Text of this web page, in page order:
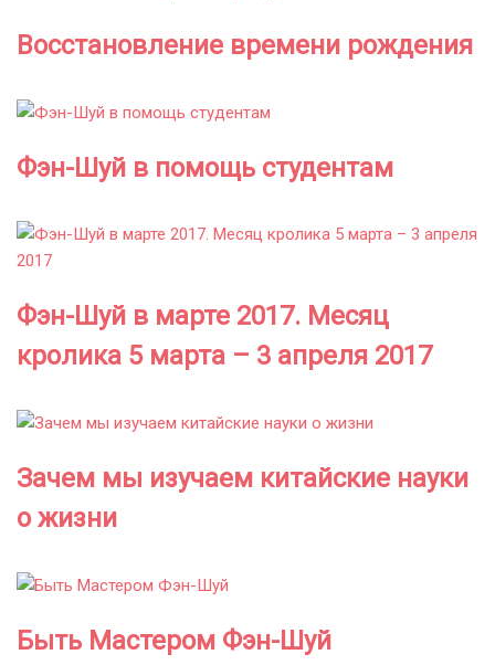
Восстановление времени рождения
Фэн-Шуй в помощь студентам
Фэн-Шуй в марте 2017. Месяц
кролика 5 марта – 3 апреля 2017
Зачем мы изучаем китайские науки
о жизни
Быть Мастером Фэн-Шуй